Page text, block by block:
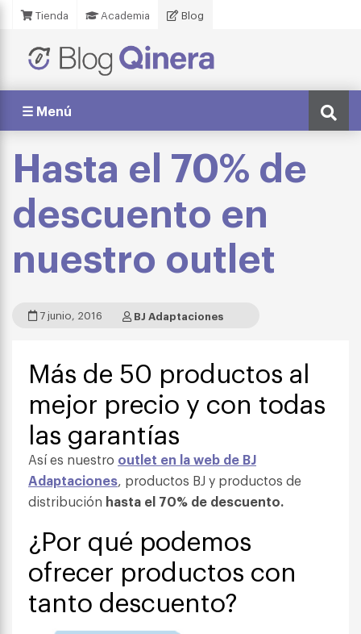
Tienda Academia Blog
☰ Menú
Hasta el 70% de
descuento en
nuestro outlet
7 junio, 2016 BJ Adaptaciones
Más de 50 productos al
mejor precio y con todas
las garantías
Así es nuestro outlet en la web de BJ
Adaptaciones, productos BJ y productos de
distribución hasta el 70% de descuento.
¿Por qué podemos
ofrecer productos con
tanto descuento?